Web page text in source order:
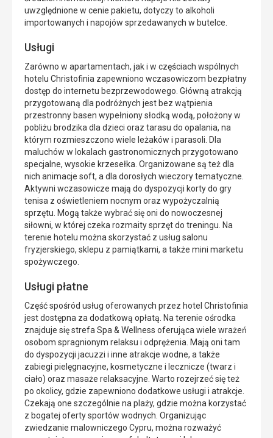
uwzględnione w cenie pakietu, dotyczy to alkoholi
importowanych i napojów sprzedawanych w butelce.
Usługi
Zarówno w apartamentach, jak i w częściach wspólnych
hotelu Christofinia zapewniono wczasowiczom bezpłatny
dostęp do internetu bezprzewodowego. Główną atrakcją
przygotowaną dla podróżnych jest bez wątpienia
przestronny basen wypełniony słodką wodą, położony w
pobliżu brodzika dla dzieci oraz tarasu do opalania, na
którym rozmieszczono wiele leżaków i parasoli. Dla
maluchów w lokalach gastronomicznych przygotowano
specjalne, wysokie krzesełka. Organizowane są też dla
nich animacje soft, a dla dorosłych wieczory tematyczne.
Aktywni wczasowicze mają do dyspozycji korty do gry
tenisa z oświetleniem nocnym oraz wypożyczalnią
sprzętu. Mogą także wybrać się oni do nowoczesnej
siłowni, w której czeka rozmaity sprzęt do treningu. Na
terenie hotelu można skorzystać z usług salonu
fryzjerskiego, sklepu z pamiątkami, a także mini marketu
spożywczego.
Usługi płatne
Część spośród usług oferowanych przez hotel Christofinia
jest dostępna za dodatkową opłatą. Na terenie ośrodka
znajduje się strefa Spa & Wellness oferująca wiele wrażeń
osobom spragnionym relaksu i odprężenia. Mają oni tam
do dyspozycji jacuzzi i inne atrakcje wodne, a także
zabiegi pielęgnacyjne, kosmetyczne i lecznicze (twarz i
ciało) oraz masaże relaksacyjne. Warto rozejrzeć się też
po okolicy, gdzie zapewniono dodatkowe usługi i atrakcje.
Czekają one szczególnie na plaży, gdzie można korzystać
z bogatej oferty sportów wodnych. Organizując
zwiedzanie malowniczego Cypru, można rozważyć